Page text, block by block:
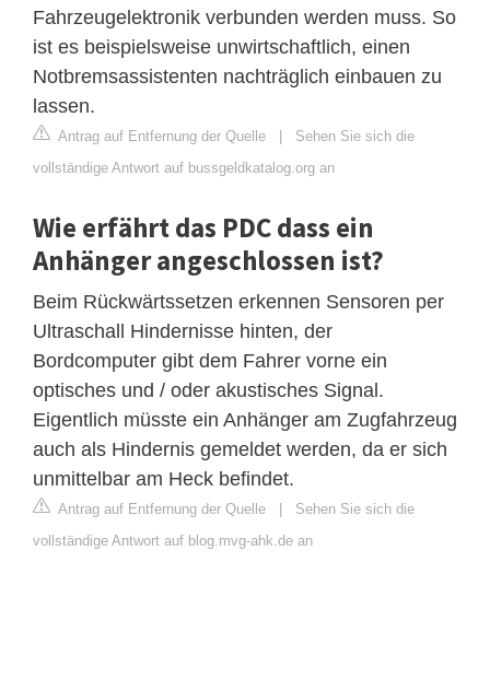
Fahrzeugelektronik verbunden werden muss. So
ist es beispielsweise unwirtschaftlich, einen
Notbremsassistenten nachträglich einbauen zu
lassen.
Antrag auf Entfernung der Quelle | Sehen Sie sich die
vollständige Antwort auf bussgeldkatalog.org an
Wie erfährt das PDC dass ein
Anhänger angeschlossen ist?
Beim Rückwärtssetzen erkennen Sensoren per
Ultraschall Hindernisse hinten, der
Bordcomputer gibt dem Fahrer vorne ein
optisches und / oder akustisches Signal.
Eigentlich müsste ein Anhänger am Zugfahrzeug
auch als Hindernis gemeldet werden, da er sich
unmittelbar am Heck befindet.
Antrag auf Entfernung der Quelle | Sehen Sie sich die
vollständige Antwort auf blog.mvg-ahk.de an